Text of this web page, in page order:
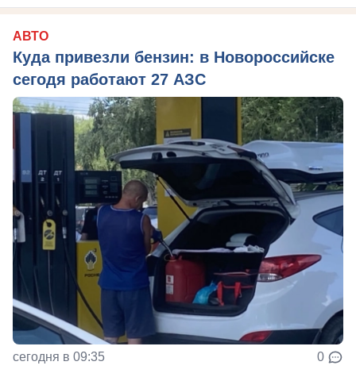
АВТО
Куда привезли бензин: в Новороссийске
сегодя работают 27 АЗС
сегодня в 09:35 0